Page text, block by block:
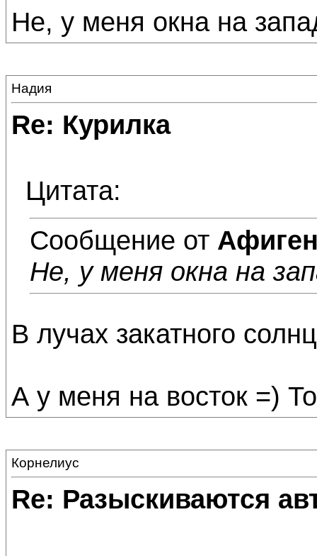
Не, у меня окна на
Надия
Re: Курилка
Цитата:
Сообщение от
Не, у меня окна на
В лучах закатного
А у меня на восток =)
Корнелиус
Re: Разыскиваются